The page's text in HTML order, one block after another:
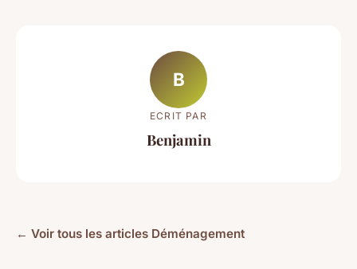
B
ECRIT PAR
Benjamin
← Voir tous les articles Déménagement